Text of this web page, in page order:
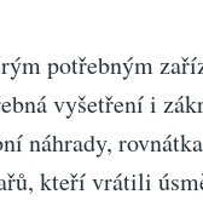
potřebným
vyšetření i
náhrady,
kteří vrátili